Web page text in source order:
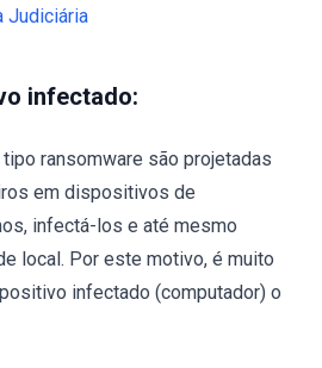
Judiciária
infectado:
ransomware são projetadas
em dispositivos de
infectá-los e até mesmo
local. Por este motivo, é muito
infectado (computador) o